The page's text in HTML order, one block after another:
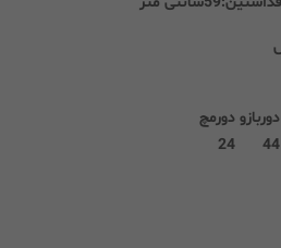
دوربازو دورمچ
44
24